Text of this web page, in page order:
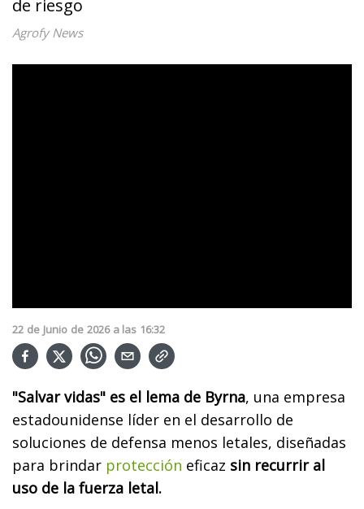
de riesgo
Agrofy News
22 de Junio de 2026 a las 16:32
"Salvar vidas" es el lema de Byrna, una empresa
estadounidense líder en el desarrollo de
soluciones de defensa menos letales, diseñadas
para brindar protección eficaz sin recurrir al
uso de la fuerza letal.